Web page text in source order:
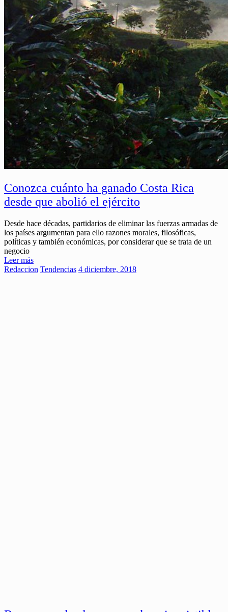
Conozca cuánto ha ganado Costa Rica
desde que abolió el ejército
Desde hace décadas, partidarios de eliminar las fuerzas armadas de
los países argumentan para ello razones morales, filosóficas,
políticas y también económicas, por considerar que se trata de un
negocio
Leer más
Redaccion Tendencias 4 diciembre, 2018